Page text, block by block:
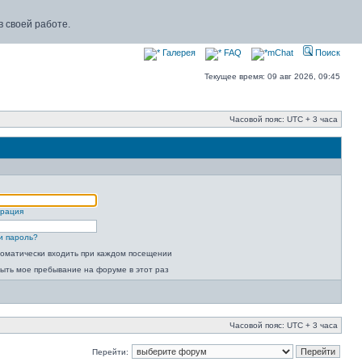
работе.
Галерея FAQ mChat Поиск
Текущее время: 09 авг 2026, 09:45
Часовой пояс: UTC + 3 часа
пароль?
входить при каждом посещении
мое пребывание на форуме в этот раз
Часовой пояс: UTC + 3 часа
Перейти: